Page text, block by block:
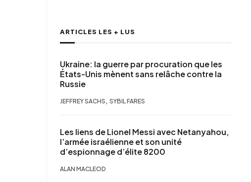
ARTICLES LES + LUS
Ukraine: la guerre par procuration que les
États-Unis mènent sans relâche contre la
Russie
JEFFREY SACHS , SYBIL FARES
Les liens de Lionel Messi avec Netanyahou,
l’armée israélienne et son unité
d’espionnage d’élite 8200
ALAN MACLEOD